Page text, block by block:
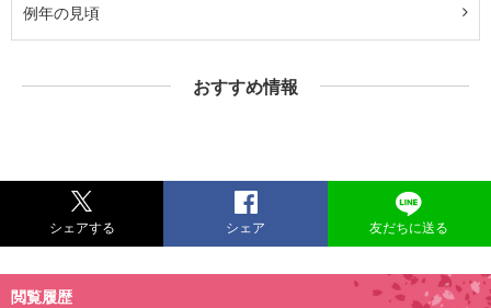
例年の見頃
おすすめ情報
シェアする シェア 友だちに送る
閲覧履歴